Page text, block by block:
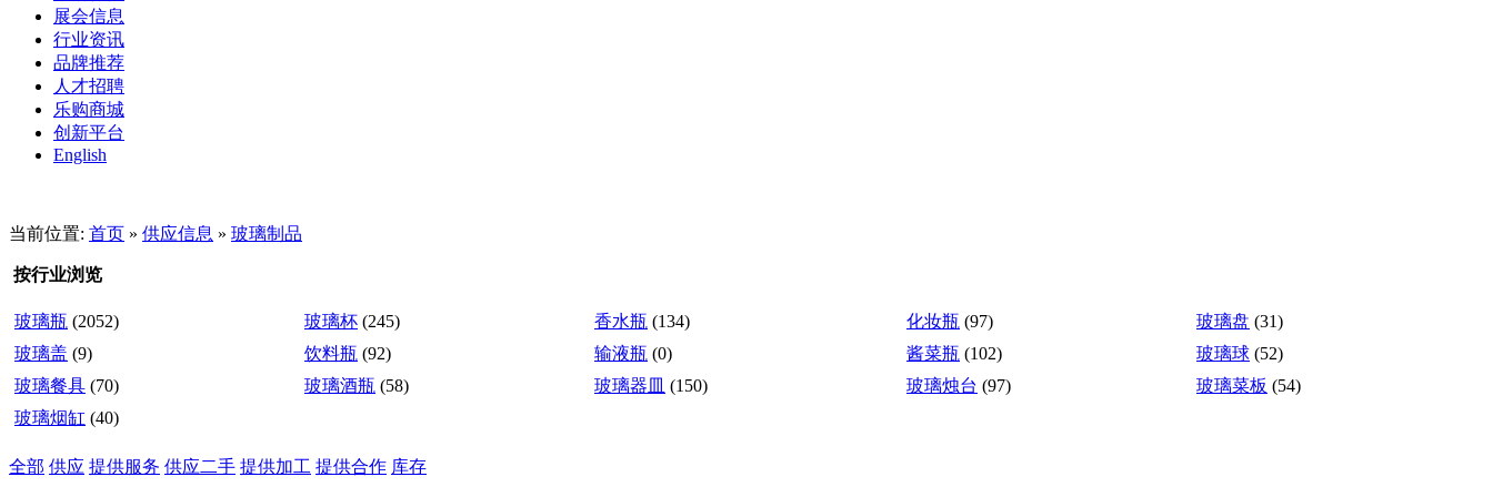
展会信息
行业资讯
品牌推荐
人才招聘
乐购商城
创新平台
English
当前位置: 首页 » 供应信息 » 玻璃制品
按行业浏览
玻璃瓶 (2052) 玻璃杯 (245) 香水瓶 (134) 化妆瓶 (97) 玻璃盘 (31)
玻璃盖 (9) 饮料瓶 (92) 输液瓶 (0) 酱菜瓶 (102) 玻璃球 (52)
玻璃餐具 (70) 玻璃酒瓶 (58) 玻璃器皿 (150) 玻璃烛台 (97) 玻璃菜板 (54)
玻璃烟缸 (40)
全部 供应 提供服务 供应二手 提供加工 提供合作 库存